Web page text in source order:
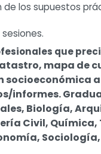
de los supuestos
que
mapa de
socioeconómica
informes.
Biología,
Civil, Química,